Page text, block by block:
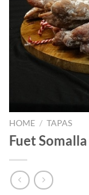
HOME / TAPAS
Fuet Somalla